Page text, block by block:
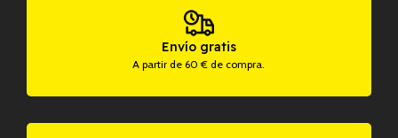
Envío gratis
A partir de 60 € de compra.